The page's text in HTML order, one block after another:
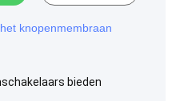
knopenmembraan
bieden